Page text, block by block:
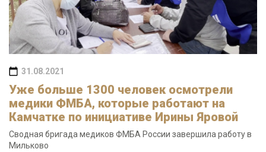
31.08.2021
Уже больше 1300 человек осмотрели
медики ФМБА, которые работают на
Камчатке по инициативе Ирины Яровой
Сводная бригада медиков ФМБА России завершила работу в
Мильково